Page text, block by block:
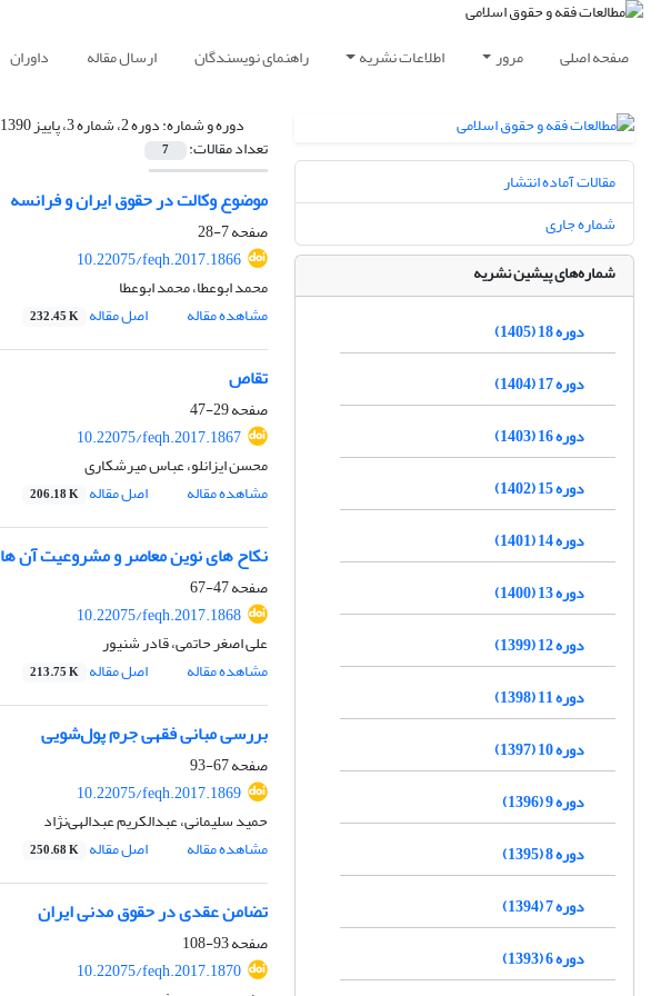
صفحه اصلی مرور اطلاعات نشریه راهنمای نویسندگان ارسال مقاله داوران
دوره و شماره:دوره 2، شماره 3، پاییز 1390 (3)
تعداد مقالات: 7
موضوع وکالت در حقوق ایران و فرانسه
صفحه7-28
10.22075/feqh.2017.1866
محمد ابوعطا، محمد ابوعطا
مشاهده مقاله
اصل مقاله 232.45 K
تقاص
صفحه29-47
10.22075/feqh.2017.1867
محسن ایزانلو، عباس میرشکاری
مشاهده مقاله
اصل مقاله 206.18 K
نکاح های نوین معاصر و مشروعیت آن ها
صفحه47-67
10.22075/feqh.2017.1868
علی اصغر حاتمی، قادر شنیور
مشاهده مقاله
اصل مقاله 213.75 K
بررسی مبانی فقهی جرم پول‌شویی
صفحه67-93
10.22075/feqh.2017.1869
حمید سلیمانی، عبدالکریم عبدالهی‌نژاد
مشاهده مقاله
اصل مقاله 250.68 K
تضامن عقدی در حقوق مدنی ایران
صفحه93-108
10.22075/feqh.2017.1870
مقالات آماده انتشار
شماره جاری
شماره‌های پیشین نشریه
دوره 18 (1405)
دوره 17 (1404)
دوره 16 (1403)
دوره 15 (1402)
دوره 14 (1401)
دوره 13 (1400)
دوره 12 (1399)
دوره 11 (1398)
دوره 10 (1397)
دوره 9 (1396)
دوره 8 (1395)
دوره 7 (1394)
دوره 6 (1393)